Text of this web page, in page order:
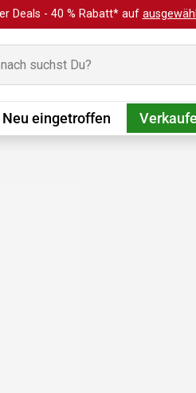
Deals - 40 % Rabatt* auf
Neu eingetroffen